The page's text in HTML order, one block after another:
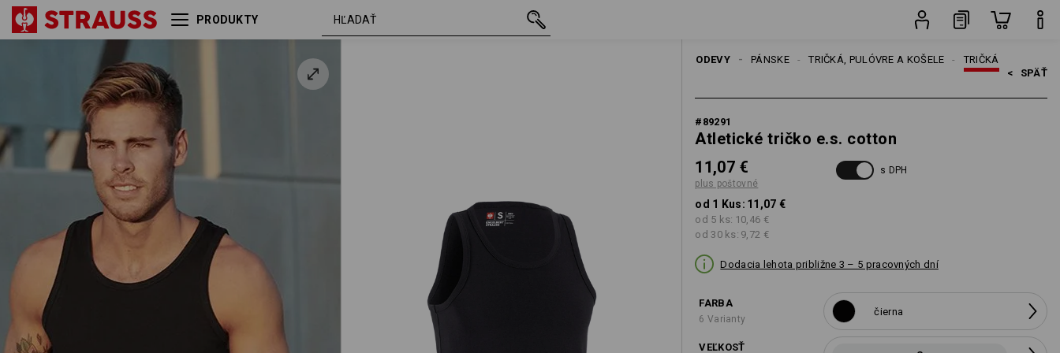
PRODUKTY
ODEVY TRIČKÁ
TRIČKÁ, PULÓVRE A KOŠELE
PÁNSKE
< SPÄŤ
# 89291
Atletické tričko e.s. cotton
11,07 €
plus poštovné
s DPH
od 1 Kus: 11,07 €
od 5 ks: 10,46 €
od 30 ks: 9,72 €
Dodacia lehota približne 3 – 5 pracovných dní
FARBA
6 Varianty
čierna
VEĽKOSŤ
Atletické tričko e.s. cotton čierna S